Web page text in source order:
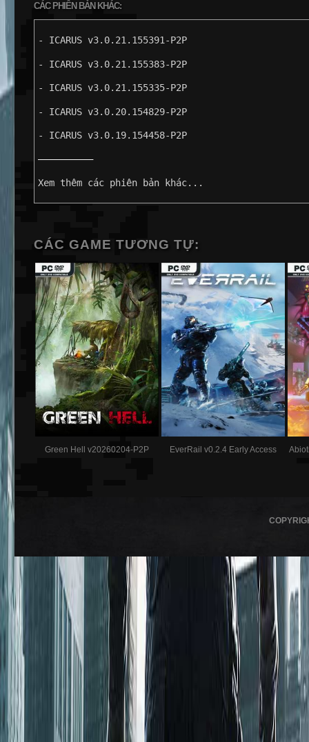
CÁC PHIÊN BẢN KHÁC:
- ICARUS v3.0.21.155391-P2P
- ICARUS v3.0.21.155383-P2P
- ICARUS v3.0.21.155335-P2P
- ICARUS v3.0.20.154829-P2P
- ICARUS v3.0.19.154458-P2P
——————————
Xem thêm các phiên bản khác...
CÁC GAME TƯƠNG TỰ:
Green Hell v20260204-P2P EverRail v0.2.4 Early Access